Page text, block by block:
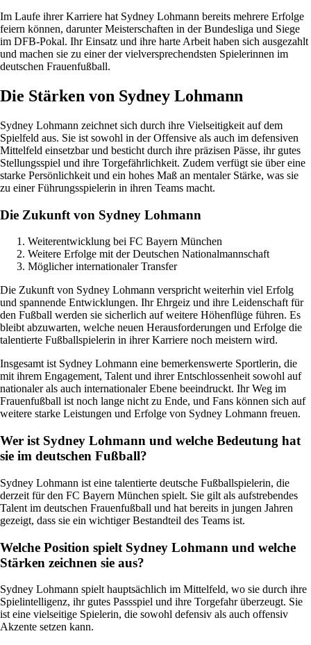
Im Laufe ihrer Karriere hat Sydney Lohmann bereits mehrere Erfolge
feiern können, darunter Meisterschaften in der Bundesliga und Siege
im DFB-Pokal. Ihr Einsatz und ihre harte Arbeit haben sich ausgezahlt
und machen sie zu einer der vielversprechendsten Spielerinnen im
deutschen Frauenfußball.
Die Stärken von Sydney Lohmann
Sydney Lohmann zeichnet sich durch ihre Vielseitigkeit auf dem
Spielfeld aus. Sie ist sowohl in der Offensive als auch im defensiven
Mittelfeld einsetzbar und besticht durch ihre präzisen Pässe, ihr gutes
Stellungsspiel und ihre Torgefährlichkeit. Zudem verfügt sie über eine
starke Persönlichkeit und ein hohes Maß an mentaler Stärke, was sie
zu einer Führungsspielerin in ihren Teams macht.
Die Zukunft von Sydney Lohmann
Weiterentwicklung bei FC Bayern München
Weitere Erfolge mit der Deutschen Nationalmannschaft
Möglicher internationaler Transfer
Die Zukunft von Sydney Lohmann verspricht weiterhin viel Erfolg
und spannende Entwicklungen. Ihr Ehrgeiz und ihre Leidenschaft für
den Fußball werden sie sicherlich auf weitere Höhenflüge führen. Es
bleibt abzuwarten, welche neuen Herausforderungen und Erfolge die
talentierte Fußballspielerin in ihrer Karriere noch meistern wird.
Insgesamt ist Sydney Lohmann eine bemerkenswerte Sportlerin, die
mit ihrem Engagement, Talent und ihrer Entschlossenheit sowohl auf
nationaler als auch internationaler Ebene beeindruckt. Ihr Weg im
Frauenfußball ist noch lange nicht zu Ende, und Fans können sich auf
weitere starke Leistungen und Erfolge von Sydney Lohmann freuen.
Wer ist Sydney Lohmann und welche Bedeutung hat
sie im deutschen Fußball?
Sydney Lohmann ist eine talentierte deutsche Fußballspielerin, die
derzeit für den FC Bayern München spielt. Sie gilt als aufstrebendes
Talent im deutschen Frauenfußball und hat bereits in jungen Jahren
gezeigt, dass sie ein wichtiger Bestandteil des Teams ist.
Welche Position spielt Sydney Lohmann und welche
Stärken zeichnen sie aus?
Sydney Lohmann spielt hauptsächlich im Mittelfeld, wo sie durch ihre
Spielintelligenz, ihr gutes Passspiel und ihre Torgefahr überzeugt. Sie
ist eine vielseitige Spielerin, die sowohl defensiv als auch offensiv
Akzente setzen kann.